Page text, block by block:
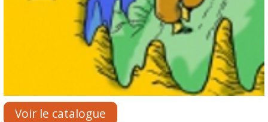
Voir le catalogue